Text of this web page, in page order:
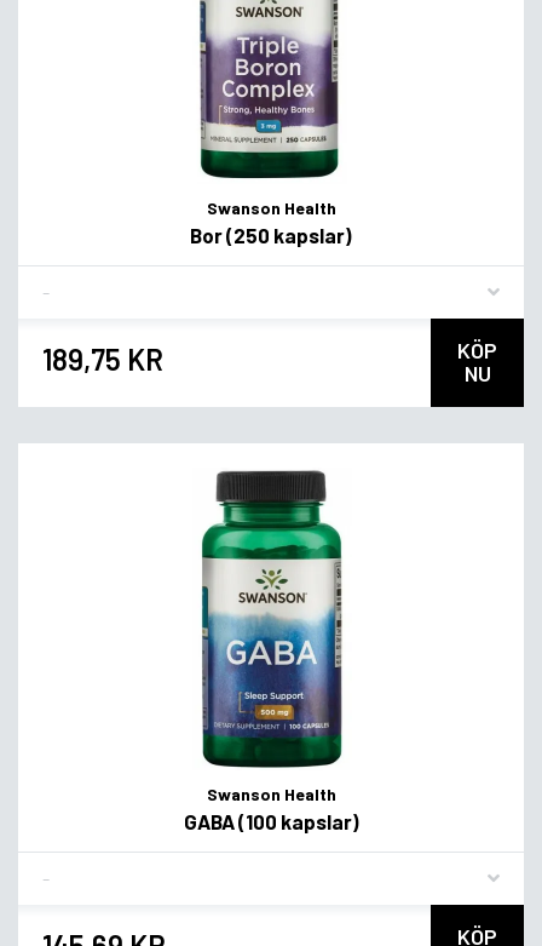
Swanson Health
Bor (250 kapslar)
189,75 KR
KÖP
NU
Swanson Health
GABA (100 kapslar)
KÖP